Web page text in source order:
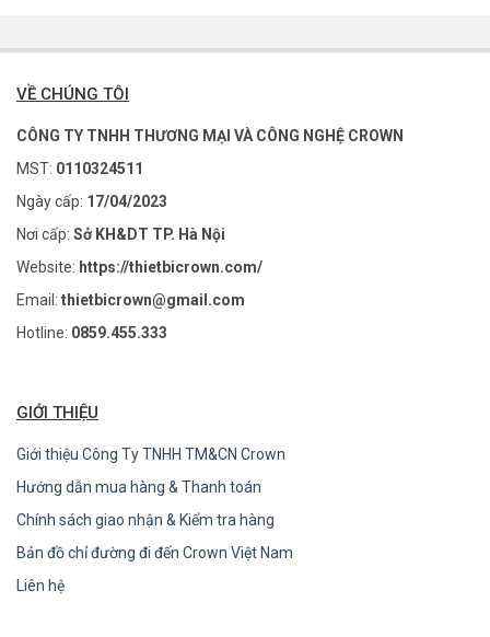
VỀ CHÚNG TÔI
CÔNG TY TNHH THƯƠNG MẠI VÀ CÔNG NGHỆ CROWN
MST: 0110324511
Ngày cấp: 17/04/2023
Nơi cấp: Sở KH&DT TP. Hà Nội
Website: https://thietbicrown.com/
Email: thietbicrown@gmail.com
Hotline: 0859.455.333
GIỚI THIỆU
Giới thiệu Công Ty TNHH TM&CN Crown
Hướng dẫn mua hàng & Thanh toán
Chính sách giao nhận & Kiểm tra hàng
Bản đồ chỉ đường đi đến Crown Việt Nam
Liên hệ